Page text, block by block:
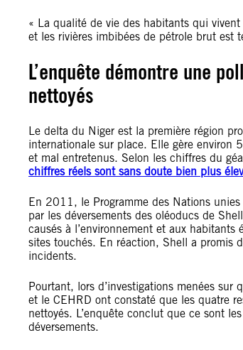
« La qualité de vie des habitants qui vivent
et les rivières imbibées de pétrole brut est
L’enquête démontre une
nettoyés
Le delta du Niger est la première région
internationale sur place. Elle gère
et mal entretenus. Selon les chiffres du
chiffres réels sont sans doute bien plus
En 2011, le Programme des Nations unies
par les déversements des oléoducs de
causés à l’environnement et aux habitants
sites touchés. En réaction, Shell a promis
incidents.
Pourtant, lors d’investigations menées sur
et le CEHRD ont constaté que les quatre
nettoyés. L’enquête conclut que ce sont
déversements.